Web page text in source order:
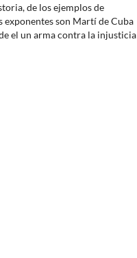
de los ejemplos de
son Martí de Cuba
el un arma contra la injusticia